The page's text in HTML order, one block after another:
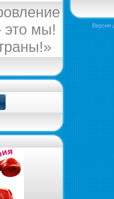
это мы!
Версия